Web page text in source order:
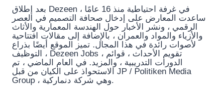
بعد إطلاق Dezeen في غرفة احتياطية منذ 16 عامًا ،
ساعدت المعارض على إدخال صحافة التصميم في العصر
الرقمي ، ونشر الأخبار حول الهندسة المعمارية والأثاث
والأزياء والمواد والعمران ، بالإضافة إلى مقالات افتتاحية
لأصوات رائدة في هذا المجال. تميز الموقع أيضًا بذراع
التوظيف ، Dezeen Jobs ، تقويم الأحداث ، قوائم
الدورات التدريبية ، والمزيد. في العام الماضي ، تم
الاستحواذ على الكيان من قبل JP / Politiken Media
Group ، وهي شركة دنماركية.